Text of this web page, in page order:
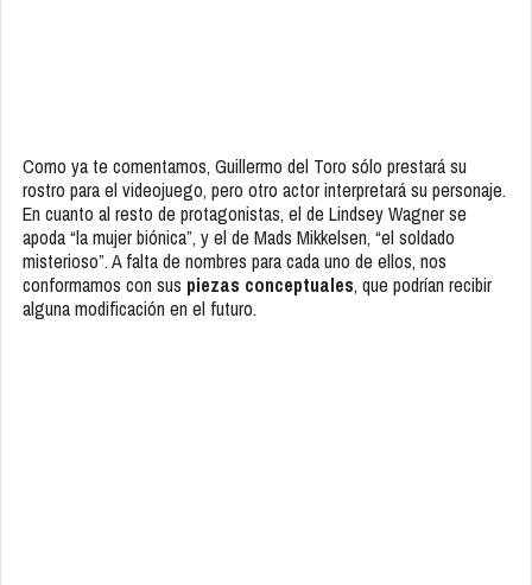
Como ya te comentamos, Guillermo del Toro sólo prestará su
rostro para el videojuego, pero otro actor interpretará su personaje.
En cuanto al resto de protagonistas, el de Lindsey Wagner se
apoda “la mujer biónica”, y el de Mads Mikkelsen, “el soldado
misterioso”. A falta de nombres para cada uno de ellos, nos
conformamos con sus piezas conceptuales, que podrían recibir
alguna modificación en el futuro.